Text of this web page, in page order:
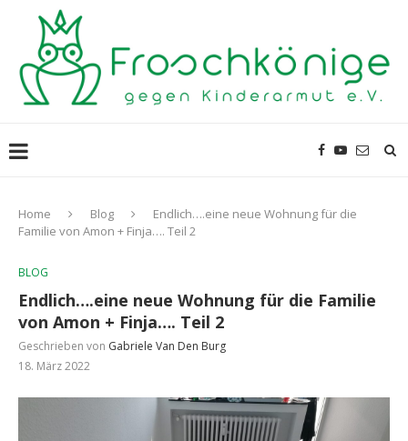
Home Blog
Endlich….eine neue Wohnung für die
Familie von Amon + Finja…. Teil 2
BLOG
Endlich….eine neue Wohnung für die Familie
von Amon + Finja…. Teil 2
Geschrieben von Gabriele Van Den Burg
18. März 2022